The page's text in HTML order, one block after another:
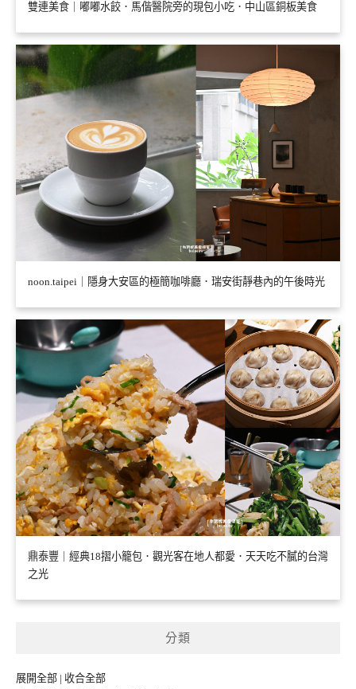
雙連美食｜嘟嘟水餃．馬偕醫院旁的現包小吃．中山區銅板美食
noon.taipei｜隱身大安區的極簡咖啡廳．瑞安街靜巷內的午後時光
鼎泰豐｜經典18摺小籠包．觀光客在地人都愛．天天吃不膩的台灣
之光
分類
展開全部 | 收合全部